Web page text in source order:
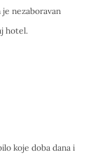
nezaboravan
hotel.
koje doba dana i